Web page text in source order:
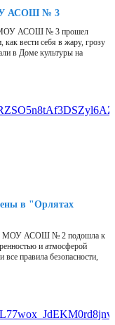
АСОШ № 3
МОУ АСОШ № 3 прошел
как вести себя в жару, грозу
в Доме культуры на
в "Орлятах
МОУ АСОШ № 2 подошла к
и атмосферой
правила безопасности,